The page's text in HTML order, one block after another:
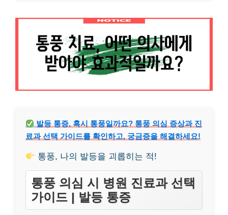
발등 통증, 혹시 통풍일까요? 통풍 의심 증상과 진
료과 선택 가이드를 확인하고, 궁금증을 해결하세요!
통풍, 나의 발등을 괴롭히는 적!
통풍 의심 시 병원 진료과 선택
가이드 | 발등 통증